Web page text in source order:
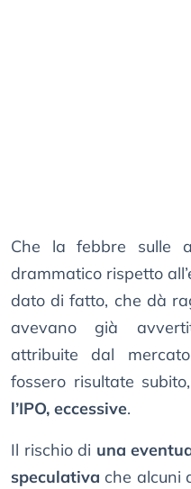
Che la febbre sulle
drammatico rispetto
dato di fatto, che dà
avevano già
attribuite dal
fossero risultate subito,
l’IPO, eccessive.
Il rischio di una
speculativa che alcuni